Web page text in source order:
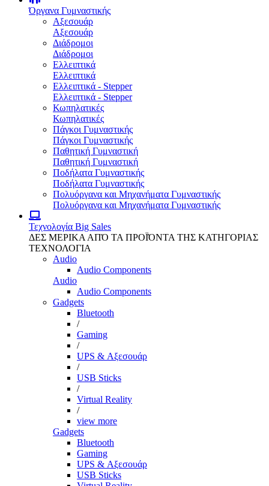
Όργανα Γυμναστικής
Αξεσουάρ
Αξεσουάρ
Διάδρομοι
Διάδρομοι
Ελλειπτικά
Ελλειπτικά
Ελλειπτικά - Stepper
Ελλειπτικά - Stepper
Κωπηλατικές
Κωπηλατικές
Πάγκοι Γυμναστικής
Πάγκοι Γυμναστικής
Παθητική Γυμναστική
Παθητική Γυμναστική
Ποδήλατα Γυμναστικής
Ποδήλατα Γυμναστικής
Πολυόργανα και Μηχανήματα Γυμναστικής
Πολυόργανα και Μηχανήματα Γυμναστικής
Τεχνολογία Big Sales
ΔΕΣ ΜΕΡΙΚΑ ΑΠΌ ΤΑ ΠΡΟΪΌΝΤΑ ΤΗΣ ΚΑΤΗΓΟΡΙΑΣ
ΤΕΧΝΟΛΟΓΙΑ
Audio
Audio Components
Audio
Audio Components
Gadgets
Bluetooth
/
Gaming
/
UPS & Αξεσουάρ
/
USB Sticks
/
Virtual Reality
/
view more
Gadgets
Bluetooth
Gaming
UPS & Αξεσουάρ
USB Sticks